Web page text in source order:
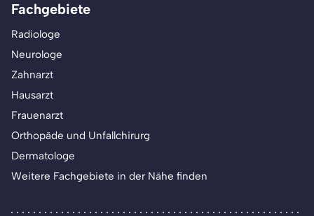
Fachgebiete
Radiologe
Neurologe
Zahnarzt
Hausarzt
Frauenarzt
Orthopäde und Unfallchirurg
Dermatologe
Weitere Fachgebiete in der Nähe finden